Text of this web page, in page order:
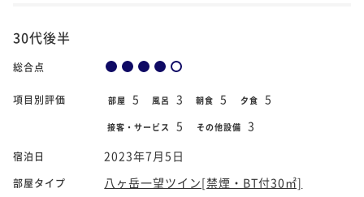
30代後半
総合点
項目別評価 部屋 5 風呂 3 朝食 5 夕食 5
接客・サービス 5 その他設備 3
宿泊日 2023年7月5日
部屋タイプ
八ヶ岳一望ツイン[禁煙・BT付30㎡]